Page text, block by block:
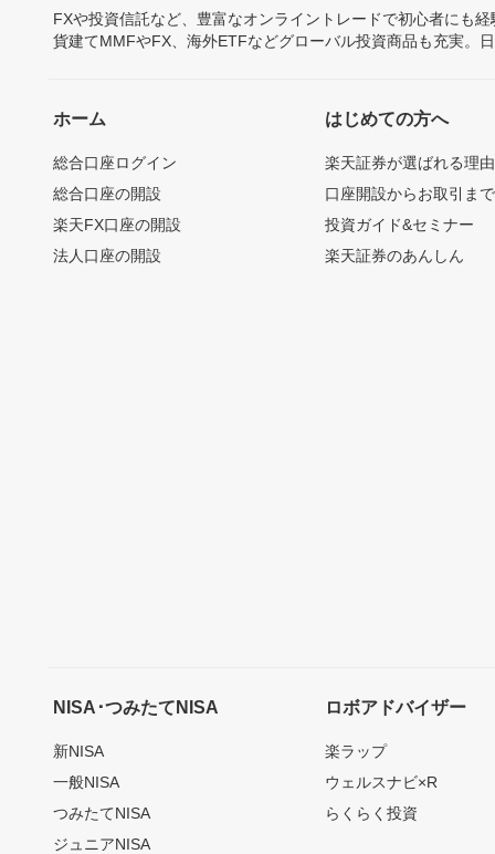
FXや投資信託など、豊富なオンライントレードで初心者にも
貨建てMMFやFX、海外ETFなどグローバル投資商品も充実。
ホーム
総合口座ログイン
総合口座の開設
楽天FX口座の開設
法人口座の開設
はじめての方へ
楽天証券が選ばれる理由
口座開設からお取引ま
投資ガイド&セミナー
楽天証券のあんしん
NISA･つみたてNISA
新NISA
一般NISA
つみたてNISA
ジュニアNISA
ロボアドバイザー
楽ラップ
ウェルスナビ×R
らくらく投資